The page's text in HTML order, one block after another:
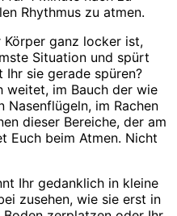
Rhythmus zu atmen.
Körper ganz locker ist,
Situation und spürt
Ihr sie gerade spüren?
weitet, im Bauch der wie
im Rachen
dieser Bereiche, der am
Euch beim Atmen. Nicht
Ihr gedanklich in kleine
zusehen, wie sie erst in